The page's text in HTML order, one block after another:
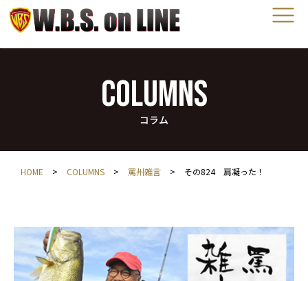
COLUMNS
コラム
HOME > COLUMNS > 罵州雑言 > その824 肩凝った！